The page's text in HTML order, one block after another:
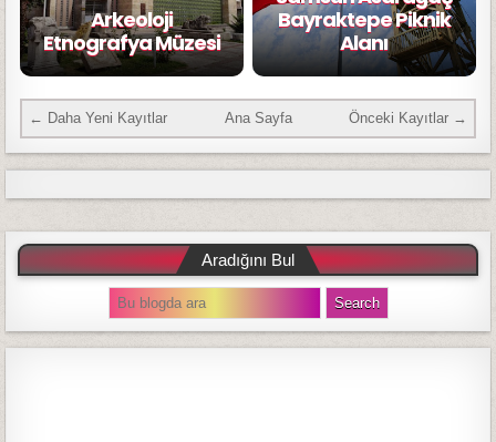
Arkeoloji
Etnografya Müzesi
Bayraktepe Piknik
Alanı
← Daha Yeni Kayıtlar Önceki Kayıtlar →
Ana Sayfa
Aradığını Bul
e